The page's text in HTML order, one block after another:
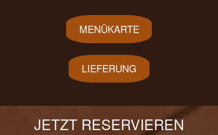
MENÜKARTE
LIEFERUNG
JETZT RESERVIEREN